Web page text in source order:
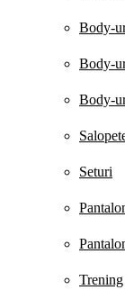
Body-
Body-
Body-
Seturi
Trening